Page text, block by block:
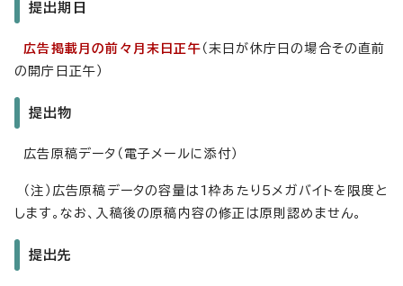
提出期日
広告掲載月の前々月末日正午 （末日が休庁日の場合その直前
の開庁日正午）
提出物
広告原稿データ（電子メールに添付）
（注）広告原稿データの容量は1枠あたり5メガバイトを限度と
します。なお、入稿後の原稿内容の修正は原則認めません。
提出先